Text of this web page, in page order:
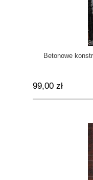
Betonowe
99,00 zł